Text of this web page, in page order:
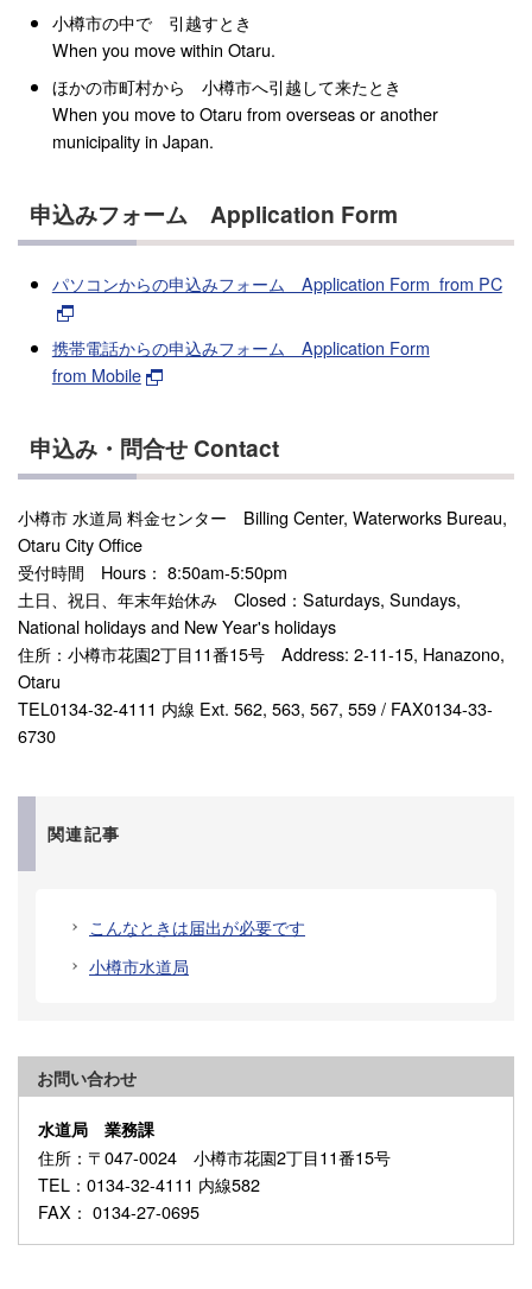
小樽市の中で 引越すとき
When you move within Otaru.
ほかの市町村から 小樽市へ引越して来たとき
When you move to Otaru from overseas or another
municipality in Japan.
申込みフォーム Application Form
パソコンからの申込みフォーム Application Form from PC
携帯電話からの申込みフォーム Application Form
from Mobile
申込み・問合せ Contact
小樽市 水道局 料金センター Billing Center, Waterworks Bureau,
Otaru City Office
受付時間 Hours： 8:50am-5:50pm
土日、祝日、年末年始休み Closed：Saturdays, Sundays,
National holidays and New Year's holidays
住所：小樽市花園2丁目11番15号 Address: 2-11-15, Hanazono,
Otaru
TEL0134-32-4111 内線 Ext. 562, 563, 567, 559 / FAX0134-33-
6730
関連記事
こんなときは届出が必要です
小樽市水道局
お問い合わせ
水道局 業務課
住所 ：〒047-0024 小樽市花園2丁目11番15号
TEL ：0134-32-4111 内線582
FAX ： 0134-27-0695